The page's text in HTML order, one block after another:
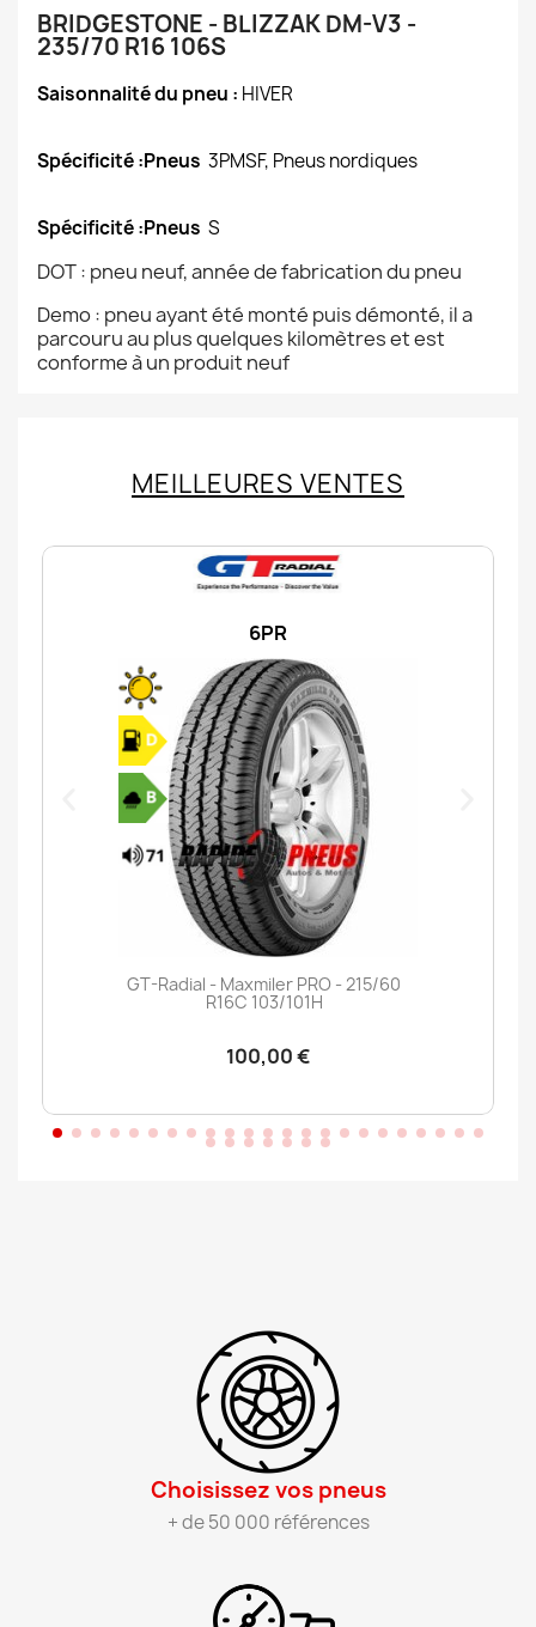
BRIDGESTONE - BLIZZAK DM-V3 -
235/70 R16 106S
Saisonnalité du pneu : HIVER
Spécificité :Pneus 3PMSF, Pneus nordiques
Spécificité :Pneus S
DOT : pneu neuf, année de fabrication du pneu
Demo : pneu ayant été monté puis démonté, il a
parcouru au plus quelques kilomètres et est
conforme à un produit neuf
MEILLEURES VENTES
6PR
GT-Radial - Maxmiler PRO - 215/60
R16C 103/101H
100,00 €
Choisissez vos pneus​
+ de 50 000 références